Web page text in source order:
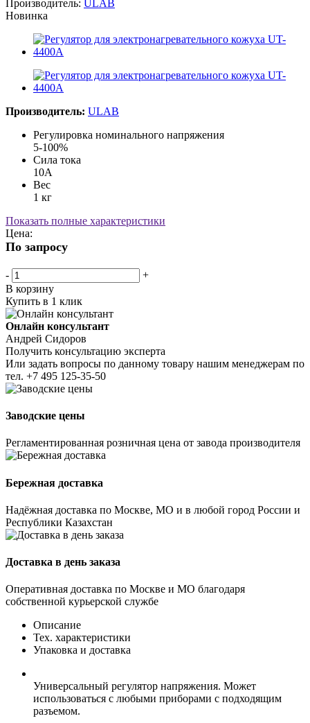
Производитель: ULAB
Новинка
Производитель: ULAB
Регулировка номинального напряжения
5-100%
Сила тока
10А
Вес
1 кг
Показать полные характеристики
Цена:
По запросу
-
+
В корзину
Купить в 1 клик
Онлайн консультант
Андрей Сидоров
Получить консультацию эксперта
Или задать вопросы по данному товару нашим менеджерам по
тел. +7 495 125-35-50
Заводские цены
Регламентированная розничная цена от завода производителя
Бережная доставка
Надёжная доставка по Москве, МО и в любой город России и
Республики Казахстан
Доставка в день заказа
Оперативная доставка по Москве и МО благодаря
собственной курьерской службе
Описание
Тех. характеристики
Упаковка и доставка
Универсальный регулятор напряжения. Может
использоваться с любыми приборами с подходящим
разъемом.